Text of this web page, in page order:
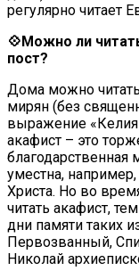
регулярно читает
💠Можно ли
пост?
Дома можно
мирян (без
выражение «Келия
акафист – это
благодарственная
уместна,
Христа. Но во
читать акафист,
дни памяти таких
Первозванный,
Николай